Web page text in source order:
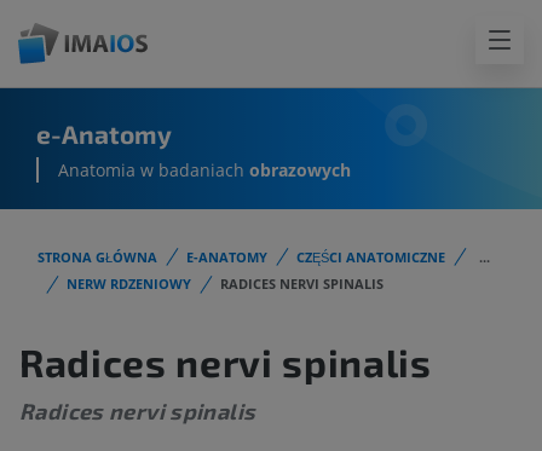
e-Anatomy
Anatomia w badaniach obrazowych
STRONA GŁÓWNA E-ANATOMY CZĘŚCI ANATOMICZNE
...
NERW RDZENIOWY
RADICES NERVI SPINALIS
Radices nervi spinalis
Radices nervi spinalis